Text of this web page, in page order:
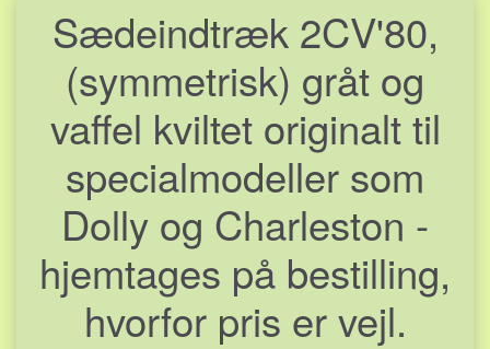
Sædeindtræk 2CV'80,
(symmetrisk) gråt og
vaffel kviltet originalt til
specialmodeller som
Dolly og Charleston -
hjemtages på bestilling,
hvorfor pris er vejl.